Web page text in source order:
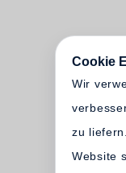
Cookie
Wir
zu
Website